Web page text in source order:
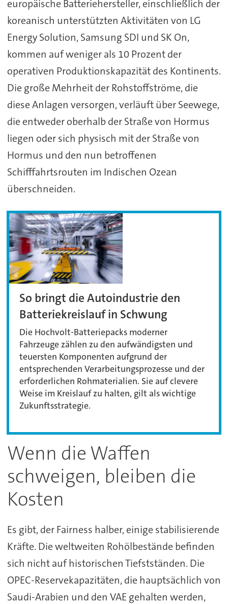
europäische Batteriehersteller, einschließlich der
koreanisch unterstützten Aktivitäten von LG
Energy Solution, Samsung SDI und SK On,
kommen auf weniger als 10 Prozent der
operativen Produktionskapazität des Kontinents.
Die große Mehrheit der Rohstoffströme, die
diese Anlagen versorgen, verläuft über Seewege,
die entweder oberhalb der Straße von Hormus
liegen oder sich physisch mit der Straße von
Hormus und den nun betroffenen
Schifffahrtsrouten im Indischen Ozean
überschneiden.
So bringt die Autoindustrie den
Batteriekreislauf in Schwung
Die Hochvolt-Batteriepacks moderner
Fahrzeuge zählen zu den aufwändigsten und
teuersten Komponenten aufgrund der
entsprechenden Verarbeitungsprozesse und der
erforderlichen Rohmaterialien. Sie auf clevere
Weise im Kreislauf zu halten, gilt als wichtige
Zukunftsstrategie.
Wenn die Waffen
schweigen, bleiben die
Kosten
Es gibt, der Fairness halber, einige stabilisierende
Kräfte. Die weltweiten Rohölbestände befinden
sich nicht auf historischen Tiefstständen. Die
OPEC-Reservekapazitäten, die hauptsächlich von
Saudi-Arabien und den VAE gehalten werden,